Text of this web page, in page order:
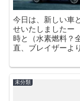
今日は、新しい車
せいたしましたー
時と（水素燃料？
直、ブレイザーよ
未分類